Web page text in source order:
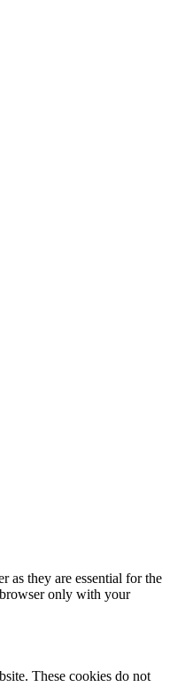
as they are essential for the
only with your
These cookies do not